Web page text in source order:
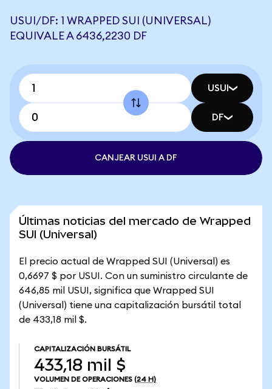
USUI/DF: 1 WRAPPED SUI (UNIVERSAL)
EQUIVALE A 6436,2230 DF
USUI
DF
CANJEAR USUI A DF
Últimas noticias del mercado de Wrapped
SUI (Universal)
El precio actual de Wrapped SUI (Universal) es
0,6697 $ por USUI. Con un suministro circulante de
646,85 mil USUI, significa que Wrapped SUI
(Universal) tiene una capitalización bursátil total
de 433,18 mil $.
CAPITALIZACIÓN BURSÁTIL
433,18 mil $
VOLUMEN DE OPERACIONES (24 H)